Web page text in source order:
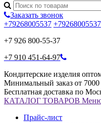
Заказать звонок
+79268005537 +79268005537
+7 926 800-55-37
+7 910 451-64-97
Кондитерские изделия
Минимальный заказ от 7000
Бесплатная доставка по
КАТАЛОГ ТОВАРОВ
Прайс-лист